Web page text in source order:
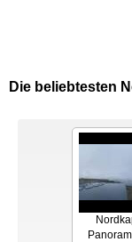
Die beliebtesten